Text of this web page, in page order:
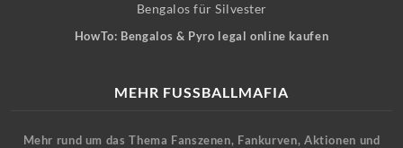
Bengalos für Silvester
HowTo: Bengalos & Pyro legal online kaufen
MEHR FUSSBALLMAFIA
Mehr rund um das Thema Fanszenen, Fankurven, Aktionen und